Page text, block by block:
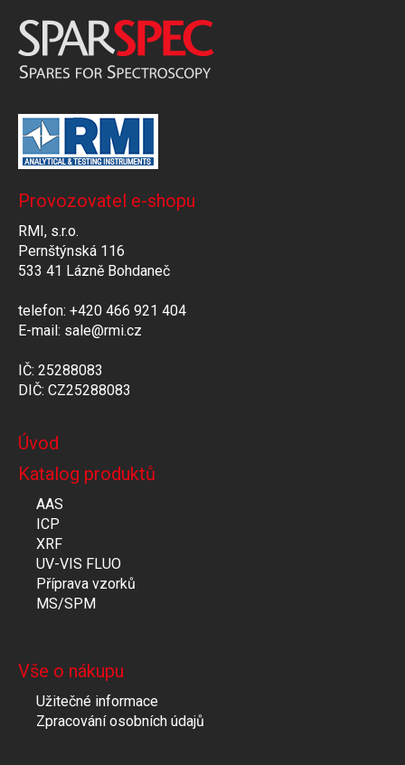
Provozovatel e-shopu
RMI, s.r.o.
Pernštýnská 116
533 41 Lázně Bohdaneč
telefon: +420 466 921 404
E-mail: sale@rmi.cz
IČ: 25288083
DIČ: CZ25288083
Úvod
Katalog produktů
AAS
ICP
XRF
UV-VIS FLUO
Příprava vzorků
MS/SPM
Vše o nákupu
Užitečné informace
Zpracování osobních údajů